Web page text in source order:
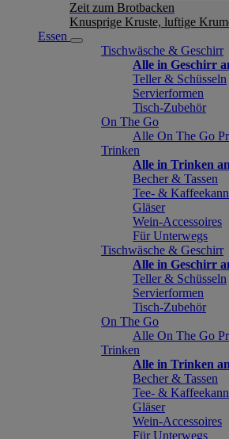
Zeit zum Brotbacken
Knusprige Kruste, luftige
Essen
Tischwäsche & Geschirr
Alle in Geschirr
Teller & Schüsseln
Servierformen
Tisch-Zubehör
On The Go
Alle On The Go
Trinken
Alle in Trinken
Becher & Tassen
Tee- &
Gläser
Wein-Accessoires
Für Unterwegs
Tischwäsche & Geschirr
Alle in Geschirr
Teller & Schüsseln
Servierformen
Tisch-Zubehör
On The Go
Alle On The Go
Trinken
Alle in Trinken
Becher & Tassen
Tee- &
Gläser
Wein-Accessoires
Für Unterwegs